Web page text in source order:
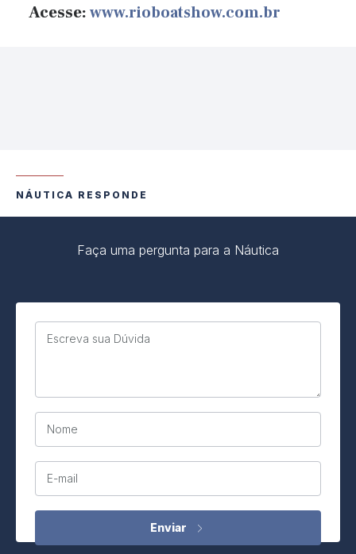
Acesse:www.rioboatshow.com.br
NÁUTICA RESPONDE
Faça uma pergunta para a Náutica
Escreva sua Dúvida
Nome
E-mail